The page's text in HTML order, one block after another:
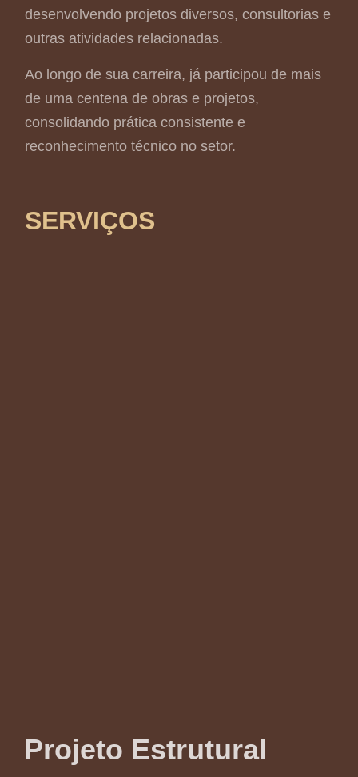
desenvolvendo projetos diversos, consultorias e
outras atividades relacionadas.
Ao longo de sua carreira, já participou de mais
de uma centena de obras e projetos,
consolidando prática consistente e
reconhecimento técnico no setor.
SERVIÇOS
Projeto Estrutural